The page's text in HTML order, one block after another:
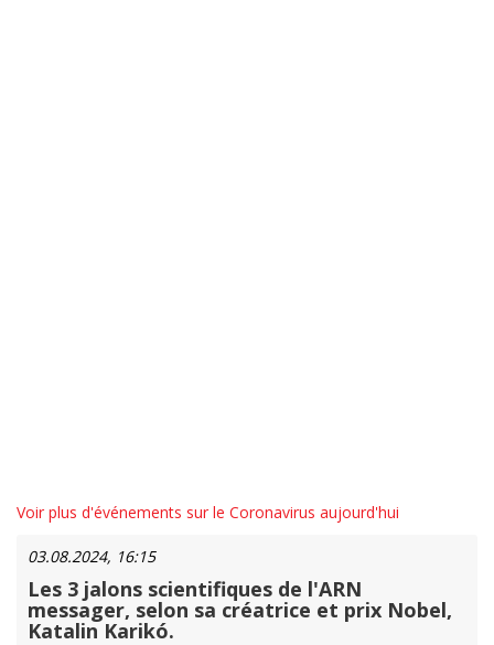
Voir plus d'événements sur le Coronavirus aujourd'hui
03.08.2024, 16:15
Les 3 jalons scientifiques de l'ARN
messager, selon sa créatrice et prix Nobel,
Katalin Karikó.